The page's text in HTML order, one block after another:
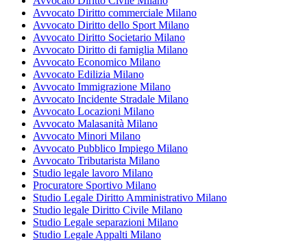
Avvocato Diritto commerciale Milano
Avvocato Diritto dello Sport Milano
Avvocato Diritto Societario Milano
Avvocato Diritto di famiglia Milano
Avvocato Economico Milano
Avvocato Edilizia Milano
Avvocato Immigrazione Milano
Avvocato Incidente Stradale Milano
Avvocato Locazioni Milano
Avvocato Malasanità Milano
Avvocato Minori Milano
Avvocato Pubblico Impiego Milano
Avvocato Tributarista Milano
Studio legale lavoro Milano
Procuratore Sportivo Milano
Studio Legale Diritto Amministrativo Milano
Studio legale Diritto Civile Milano
Studio Legale separazioni Milano
Studio Legale Appalti Milano